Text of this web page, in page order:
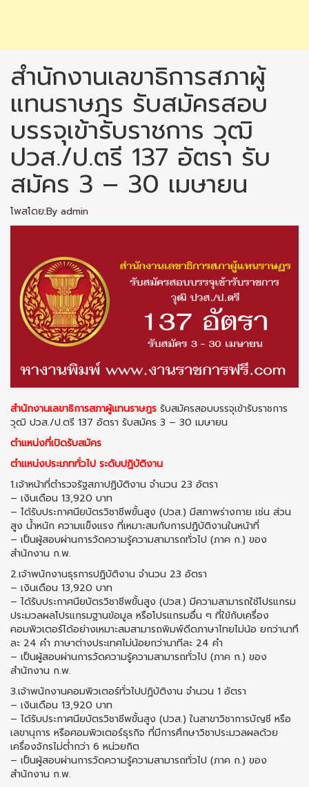
สำนักงานเลขาธิการสภาผู้
แทนราษฎร รับสมัครสอบ
บรรจุเข้ารับราชการ วุฒิ
ปวส./ป.ตรี 137 อัตรา รับ
สมัคร 3 – 30 เมษายน
โพสโดย:By admin
สำนักงานเลขาธิการสภาผู้แทนราษฎร รับสมัครสอบบรรจุเข้ารับราชการ
วุฒิ ปวส./ป.ตรี 137 อัตรา รับสมัคร 3 – 30 เมษายน
ตำแหน่งที่เปิดรับสมัคร
ตำแหน่งประเภททั่วไป ระดับปฏิบัติงาน
1.เจ้าหน้าที่ตำรวจรัฐสภาปฏิบัติงาน จำนวน 23 อัตรา
– เงินเดือน 13,920 บาท
– ได้รับประกาศนียบัตรวิชาชีพขั้นสูง (ปวส.) มีสภาพร่างกาย เช่น ส่วน
สูง น้ำหนัก ความแข็งแรง ที่เหมาะสมกับการปฏิบัติงานในหน้าที่
– เป็นผู้สอบผ่านการวัดความรู้ความสามารถทั่วไป (ภาค ก.) ของ
สำนักงาน ก.พ.
2.เจ้าพนักงานธุรการปฏิบัติงาน จำนวน 23 อัตรา
– เงินเดือน 13,920 บาท
– ได้รับประกาศนียบัตรวิชาชีพขั้นสูง (ปวส.) มีความสามารถใช้โปรแกรม
ประมวลผลโปรแกรมฐานข้อมูล หรือโปรแกรมอื่น ๆ ที่ใข้กับเครื่อง
คอมพิวเตอร์ได้อย่างเหมาะสมสามารถพิมพ์ดีดภาษาไทยไม่น้อ ยกว่านาทึ
ละ 24 คำ ภาษาต่างประเทศไม่น้อยกว่านาทีละ 24 คำ
– เป็นผู้สอบผ่านการวัดความรู้ความสามารถทั่วไป (ภาค ก.) ของ
สำนักงาน ก.พ.
3.เจ้าพนักงานคอมพิวเตอร์ทั่วไปปฏิบัติงาน จำนวน 1 อัตรา
– เงินเดือน 13,920 บาท
– ได้รับประกาศนียบัตรวิชาชีพขั้นสูง (ปวส.) ในสาขาวิชาการบัญชี หรือ
เลขานุการ หรือศอมพิวเตอร์ธุรกิจ ที่มีการศึกษาวิชาประมวลผลด้วย
เครื่องจักรไม่ต่ำกว่า 6 หน่วยกิต
– เป็นผู้สอบผ่านการวัดความรู้ความสามารถทั่วไป (ภาค ก.) ของ
สำนักงาน ก.พ.